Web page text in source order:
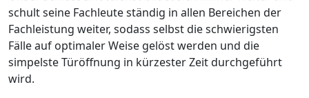
schult seine Fachleute ständig in allen Bereichen der
Fachleistung weiter, sodass selbst die schwierigsten
Fälle auf optimaler Weise gelöst werden und die
simpelste Türöffnung in kürzester Zeit durchgeführt
wird.